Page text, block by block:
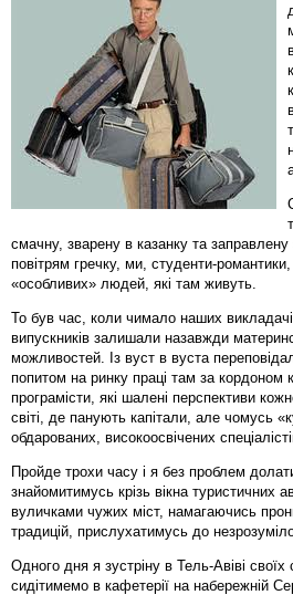
смачну, зварену в казанку та
повітрям гречку, ми, студенти-
«особливих» людей, які там живуть.
То був час, коли чимало наших
випускників залишали назавжди
можливостей. Із вуст в вуста
попитом на ринку праці там за кордоном
програмісти, які шалені перспективи
світі, де панують капітали, але чомусь
обдарованих, високоосвічених
Пройде трохи часу і я без проблем
знайомитимусь крізь вікна туристичних
вуличками чужих міст, намагаючись
традицій, прислухатимусь до
Одного дня я зустріну в Тель-Авіві
сидітимемо в кафетерії на набережній